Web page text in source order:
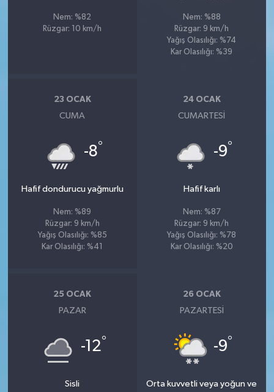
Nem: %82
Rüzgar: 10 km/h
Nem: %88
Rüzgar: 9 km/h
Yağış Olasılığı: %74
Kar Olasılığı: %39
23 OCAK
CUMA
-8°
Hafif dondurucu yağmurlu
Nem: %89
Rüzgar: 9 km/h
Yağış Olasılığı: %85
Kar Olasılığı: %41
24 OCAK
CUMARTESI
-9°
Hafif karlı
Nem: %87
Rüzgar: 9 km/h
Yağış Olasılığı: %78
Kar Olasılığı: %20
25 OCAK
PAZAR
-12°
Sisli
26 OCAK
PAZARTESI
-9°
Orta kuvvetli veya yoğun ve